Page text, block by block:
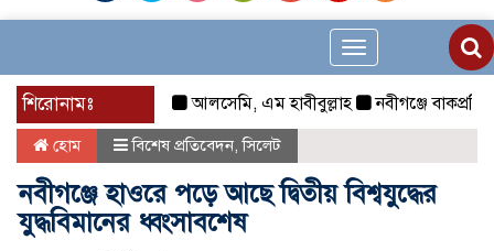
Toggle
navigation
শিরোনামঃ আলসেমি, এম হাবীবুল্লাহ নবীগঞ্জে বাকপ্রতিবন্ধী
হোম বিশেষ প্রতিবেদন,সিলেট
নবীগঞ্জে হাওরে পড়ে আছে দ্বিতীয় বিশ্বযুদ্ধের
যুদ্ধবিমানের ধ্বংসাবশেষ